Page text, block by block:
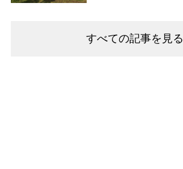
すべての記事を見る